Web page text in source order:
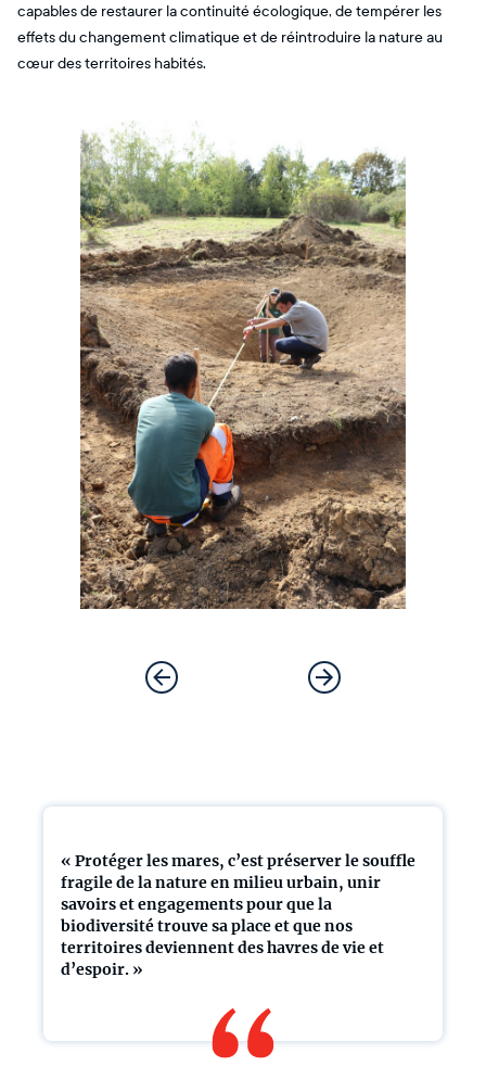
capables de restaurer la continuité écologique, de tempérer les
effets du changement climatique et de réintroduire la nature au
cœur des territoires habités.
« Protéger les mares, c’est préserver le souffle
fragile de la nature en milieu urbain, unir
savoirs et engagements pour que la
biodiversité trouve sa place et que nos
territoires deviennent des havres de vie et
d’espoir. »